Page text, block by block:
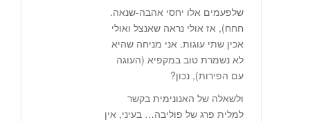
שלפעמים אלו יחסי אהבה-שנאה.
חחח), אז אולי נראה שאנצל ואולי
אכין שתי עוגות. אני מניחה שהיא
לא נשמרת טוב במקפיא (העוגה
עם הפירות), נכון?
ולשאלה של האנונימית בקשר
למלית פרג של פוליבה… בעיני, אין